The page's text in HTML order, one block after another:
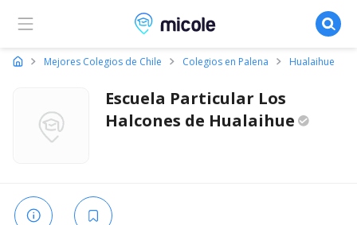
Micole, buscador de colegios
Mejores Colegios de Chile Colegios en Palena Hualaihue
Escuela Particular Los
Halcones de Hualaihue